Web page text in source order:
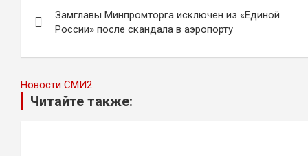
по
записям
Замглавы Минпромторга исключен из «Единой
России» после скандала в аэропорту
Новости СМИ2
Читайте также: